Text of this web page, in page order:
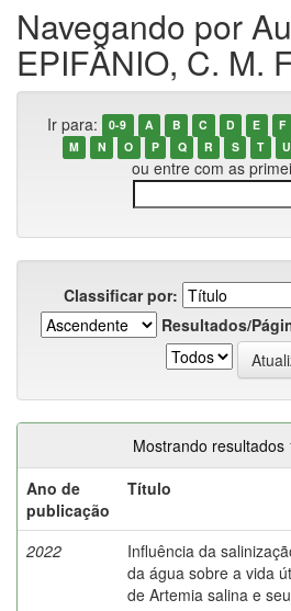
Navegando por
EPIFÂNIO, C. M.
Ir para: 0-9 A B C D E F
M
N O P Q R S T U
ou entre com as
Classificar por:
Resultados/
Mostrando resultados
Ano de
publicação
Título
2022
Influência da
da água sobre a vida
de Artemia salina e seu